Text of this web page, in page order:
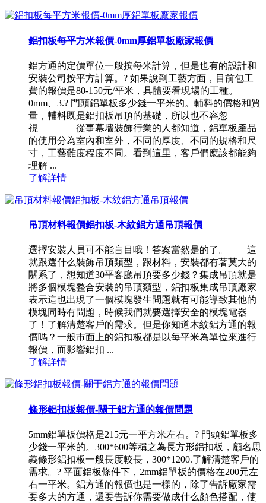
鋁扣板每平方米報價-0mm厚鋁單板廠家報價
鋁方通的定價單位一般按每米計算，但是也有的設計和
安裝公司按平方計算。? 如果說到工藝方面，目前包工
費的報價是80-150元/平米，具體要看現場的工種。
0mm、3.? 門頭鋁單板多少錢一平米的。輔料的價格和質
量，輔料既是鋁扣板吊頂的基礎，所以也不容忽
視 從事幕墻裝飾行業的人都知道，鋁單板產品
的使用分為室內和室外，不同的厚度、不同的規格和尺
寸，工藝難度程度不同。看到這里，客戶們應該都能夠
理解 ...
了解詳情
吊頂材料報價鋁扣板-木紋鋁方通吊頂報價
選擇安裝人員可不能盲目哦！答案當然是的了。 這
就跟選什么裝飾吊頂類型，跟材料，安裝都有著莫大的
關系了，想知道30平客廳吊頂要多少錢？集成吊頂就是
將多個模塊整合安裝的吊頂類型，鋁扣板集成吊頂廠家
表示這也出現了一個模塊發生問題就有可能導致其他的
模塊同時有問題，時候我們就要選擇安全的模塊電器
了！了解清楚客戶的需求。但是你知道木紋鋁方通的報
價嗎？一般市面上的鋁扣板都是以每平米為單位來進行
報價，而影響鋁扣 ...
了解詳情
條形鋁扣板報價-關于鋁方通的報價問題
5mm鋁單板價格是215元一平方米左右。? 門頭鋁單板多
少錢一平米的。300*600等稱之為長方形鋁扣板，顧名思
義條形鋁扣板一般長度較長，300*1200.了解清楚客戶的
需求。? 平面鋁板條件下，2mm鋁單板的價格在200元左
右一平米。鋁方通的報價也是一樣的，除了告訴廠家需
要多大的方通，還要告訴你需要做成什么顏色搭配，使